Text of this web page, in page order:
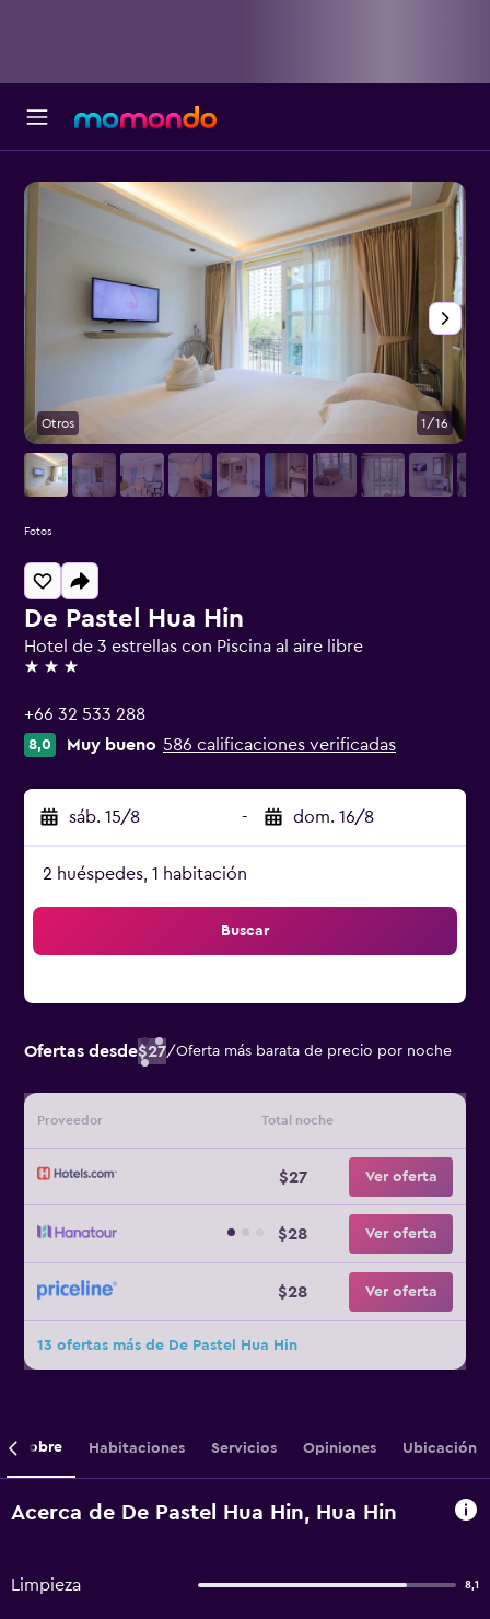
De Pastel Hua Hin
Hotel de 3 estrellas con Piscina al aire libre
3 estrellas
+66 32 533 288
8,0 Muy bueno 586 calificaciones verificadas
sáb. 15/8 - dom. 16/8
2 huéspedes, 1 habitación
Buscar
Ofertas desde$27/Oferta más barata de precio por noche
Proveedor Total noche
$27 Ver oferta
$28 Ver oferta
$28 Ver oferta
13 ofertas más de De Pastel Hua Hin
Otros 1/16
Fotos
Sobre Habitaciones Servicios Opiniones Ubicación
Acerca de De Pastel Hua Hin, Hua Hin
Limpieza 8,1